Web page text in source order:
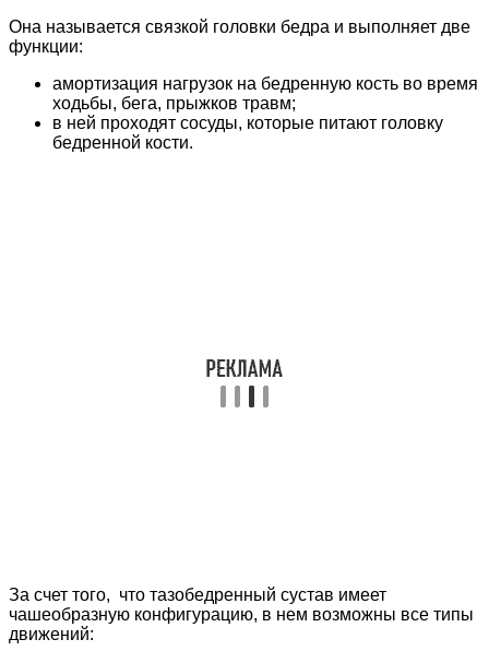
Она называется связкой головки бедра и выполняет две
функции:
амортизация нагрузок на бедренную кость во время
ходьбы, бега, прыжков травм;
в ней проходят сосуды, которые питают головку
бедренной кости.
За счет того, что тазобедренный сустав имеет
чашеобразную конфигурацию, в нем возможны все типы
движений: